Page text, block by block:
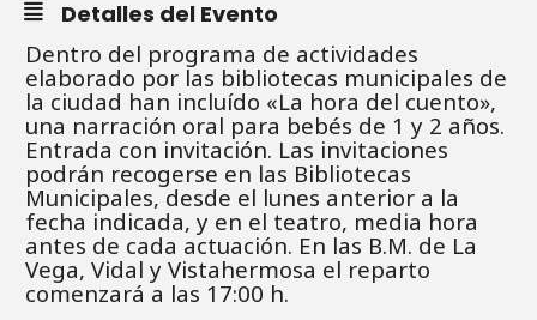
Detalles del Evento
Dentro del programa de actividades
elaborado por las bibliotecas municipales de
la ciudad han incluído «La hora del cuento»,
una narración oral para bebés de 1 y 2 años.
Entrada con invitación. Las invitaciones
podrán recogerse en las Bibliotecas
Municipales, desde el lunes anterior a la
fecha indicada, y en el teatro, media hora
antes de cada actuación. En las B.M. de La
Vega, Vidal y Vistahermosa el reparto
comenzará a las 17:00 h.